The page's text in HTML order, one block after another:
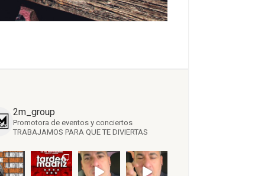
2m_group
Promotora de eventos y conciertos
TRABAJAMOS PARA QUE TE DIVIERTAS